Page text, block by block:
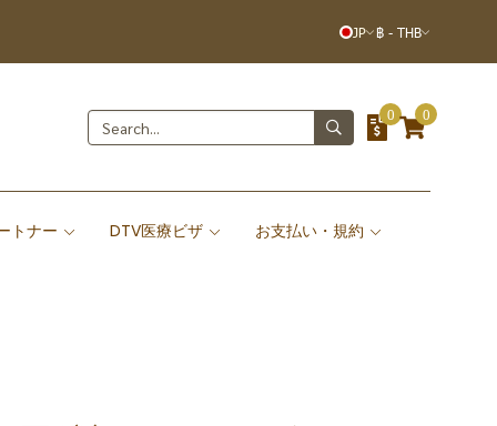
JP ฿ - THB
0 0
トナー DTV医療ビザ お支払い・規約